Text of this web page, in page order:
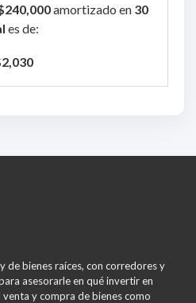
amortizado en 30
es de:
de bienes raíces, con corredores y
asesorarle en qué invertir en
y compra de bienes como